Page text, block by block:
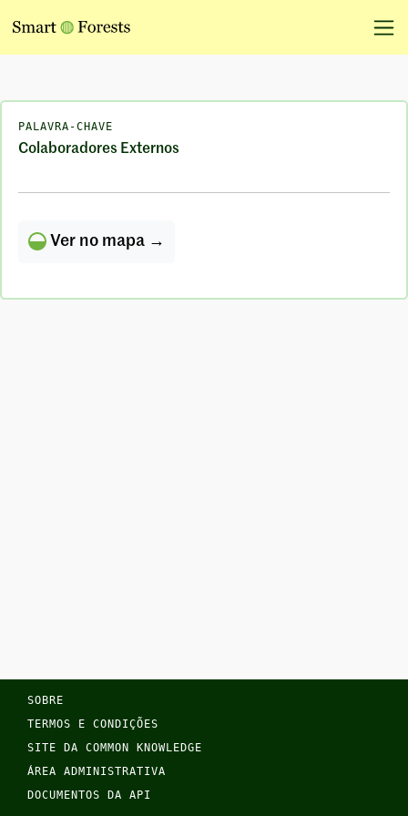
PALAVRA-CHAVE
Colaboradores Externos
Ver no mapa →
SOBRE
TERMOS E CONDIÇÕES
SITE DA COMMON KNOWLEDGE
ÁREA ADMINISTRATIVA
DOCUMENTOS DA API